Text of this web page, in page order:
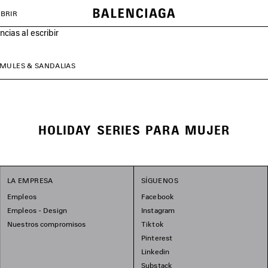
al escribir
MULES & SANDALIAS
HOLIDAY SERIES PARA MUJER
LA EMPRESA
Empleos
Empleos - Design
Nuestros compromisos
SÍGUENOS
Facebook
Instagram
Tiktok
Pinterest
Linkedin
Substack